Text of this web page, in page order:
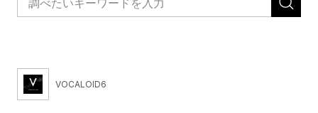
VOCALOID6